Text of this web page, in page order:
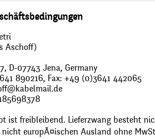
Aschoff)
D-07743 Jena, Germany
890216, Fax: +49 (0)3641 442065
ist freibleibend. Lieferzwang besteht
europÃ¤ischen Ausland ohne